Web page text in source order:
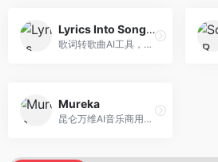
Lyrics Into Song AI
歌词转歌曲AI工具，支持将歌词转化为完整歌曲。面向歌词创作者和音乐爱好者，提供歌词谱曲、编曲制作等服务，歌词音乐化效率高。
Mureka
昆仑万维AI音乐商用创作平台，专注于商业音乐授权。面向企业和商业用户，提供版权音乐生成、商用授权等服务，音乐版权清晰，商业应用安全。